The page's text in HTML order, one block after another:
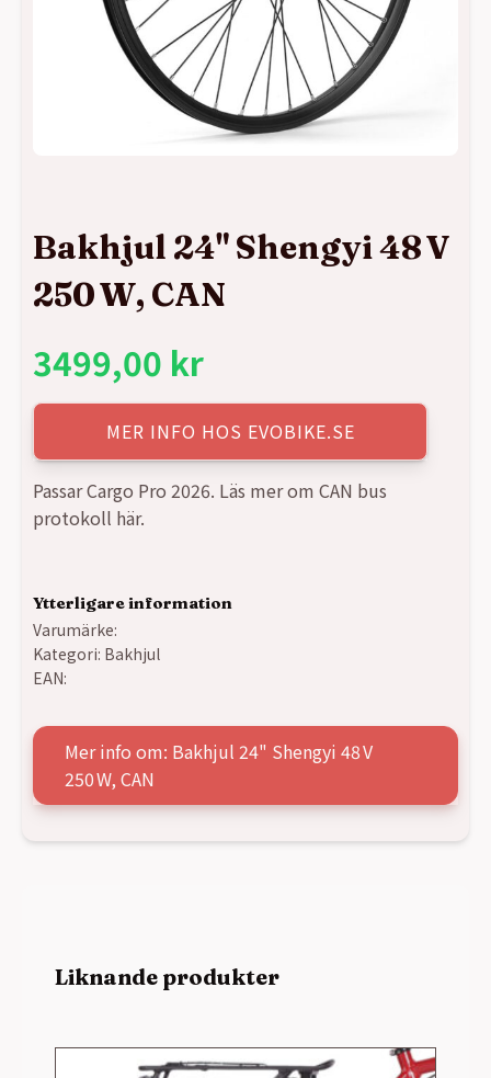
Bakhjul 24" Shengyi 48 V
250 W, CAN
3499,00 kr
MER INFO HOS EVOBIKE.SE
Passar Cargo Pro 2026. Läs mer om CAN bus
protokoll här.
Ytterligare information
Varumärke:
Kategori: Bakhjul
EAN:
Mer info om: Bakhjul 24" Shengyi 48 V
250 W, CAN
Liknande produkter